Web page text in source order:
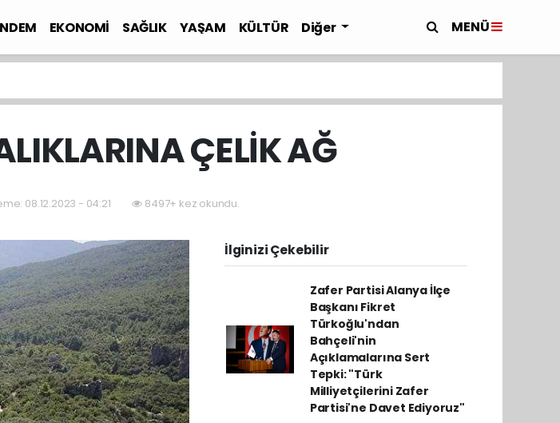
EKONOMİ SAĞLIK YAŞAM KÜLTÜR Diğer MENÜ
ÇELİK AĞ
08.12.2023 - 04:21 8497+ kez okundu.
İlginizi Çekebilir
Zafer Partisi Alanya İlçe
Başkanı Fikret
Türkoğlu'ndan
Bahçeli'nin
Açıklamalarına Sert
Tepki: "Türk
Milliyetçilerini Zafer
Partisi'ne Davet Ediyoruz"